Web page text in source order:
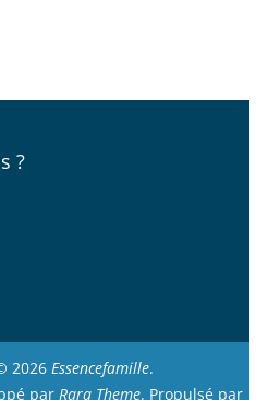
?
2026 Essencefamille.
par Rara Theme. Propulsé par